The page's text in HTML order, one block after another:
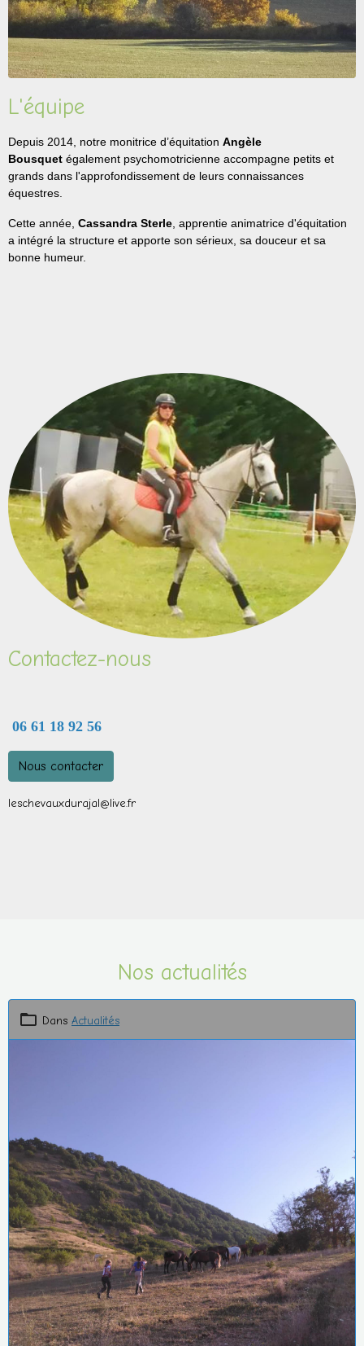
L'équipe
Depuis 2014, notre monitrice d’équitation Angèle
Bousquet également psychomotricienne accompagne petits et
grands dans l'approfondissement de leurs connaissances
équestres.
Cette année, Cassandra Sterle, apprentie animatrice d'équitation
a intégré la structure et apporte son sérieux, sa douceur et sa
bonne humeur.
Contactez-nous
06 61 18 92 56
Nous contacter
leschevauxdurajal@live.fr
Nos actualités
Dans Actualités